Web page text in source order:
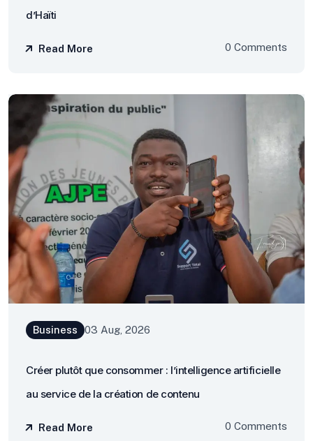
d’Haïti
Read More 0 Comments
Business 03 Aug, 2026
Créer plutôt que consommer : l’intelligence artificielle
au service de la création de contenu
Read More 0 Comments